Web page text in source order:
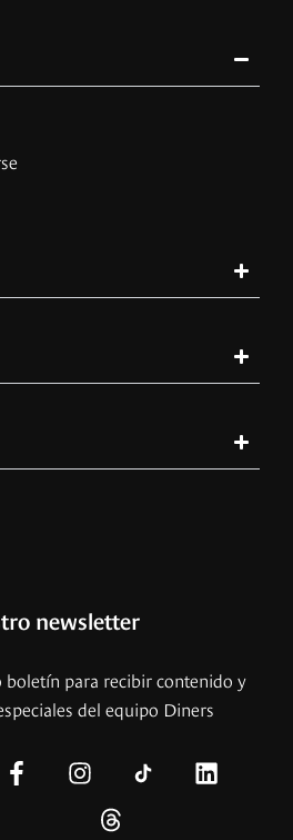
newsletter
boletín para recibir contenido y
del equipo Diners